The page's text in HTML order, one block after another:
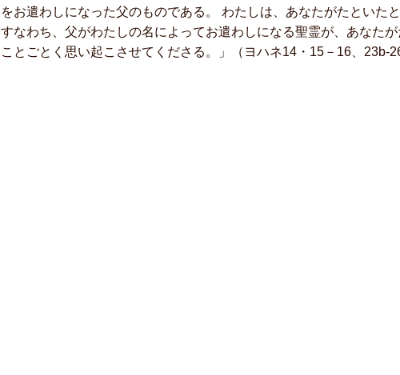
をお遣わしになった父のものである。 わたしは、あなたがたといた
すなわち、父がわたしの名によってお遣わしになる聖霊が、あなた
ことごとく思い起こさせてくださる。」（ヨハネ14・15－16、23b-